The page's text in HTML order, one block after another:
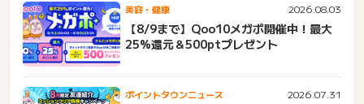
美容・健康 2026.08.03
【8/9まで】Qoo10メガポ開催中！最大
25%還元＆500ptプレゼント
ポイントタウンニュース 2026.07.31